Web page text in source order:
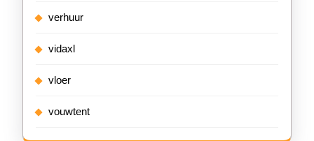
verhuur
vidaxl
vloer
vouwtent